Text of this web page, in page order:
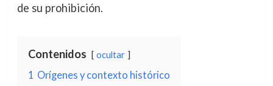
de su prohibición.
Contenidos ocultar
1 Orígenes y contexto histórico